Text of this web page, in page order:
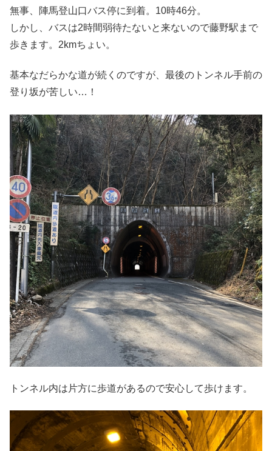
無事、陣馬登山口バス停に到着。10時46分。
しかし、バスは2時間弱待たないと来ないので藤野駅まで
歩きます。2kmちょい。
基本なだらかな道が続くのですが、最後のトンネル手前の
登り坂が苦しい…！
トンネル内は片方に歩道があるので安心して歩けます。